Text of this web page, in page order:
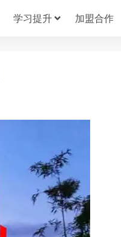
学习提升 加盟合作